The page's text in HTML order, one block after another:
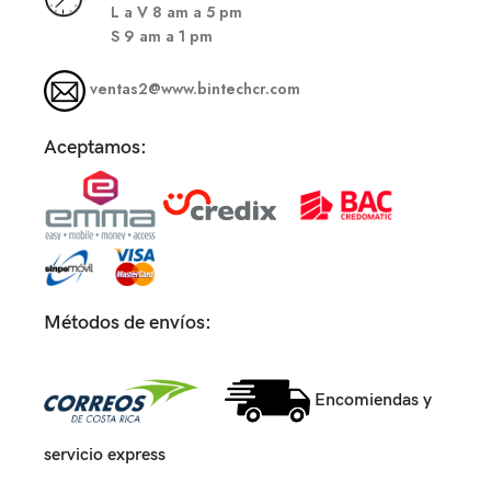
L a V 8 am a 5 pm
S 9 am a 1 pm
ventas2@www.bintechcr.com
Aceptamos:
Métodos de envíos:
Encomiendas y
servicio express